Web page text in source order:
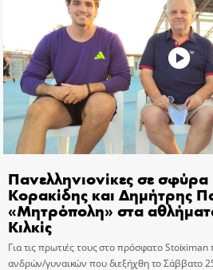
Πανελληνιονίκες σε σφύρα
Κορακίδης και Δημήτρης
«Μητρόπολη» στα
Κιλκίς
Για τις πρωτιές τους στο πρόσφατο
ανδρών/γυναικών που διεξήχθη το Σάββατο